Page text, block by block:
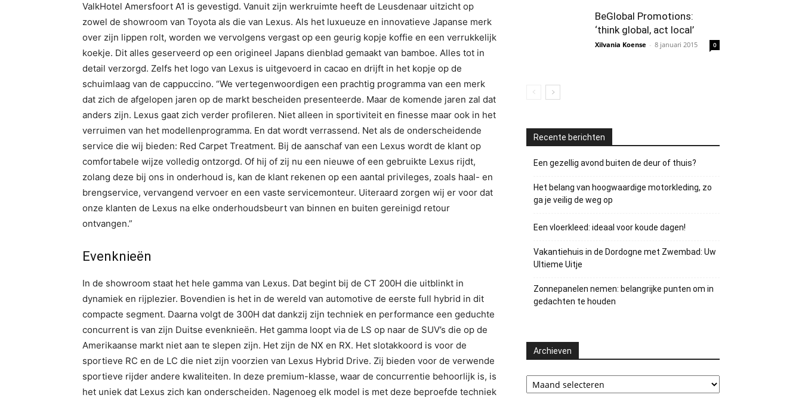
ValkHotel Amersfoort A1 is gevestigd. Vanuit zijn werkruimte heeft de Leusdenaar uitzicht op
zowel de showroom van Toyota als die van Lexus. Als het luxueuze en innovatieve Japanse merk
over zijn lippen rolt, worden we vervolgens vergast op een geurig kopje koffie en een verrukkelijk
koekje. Dit alles geserveerd op een origineel Japans dienblad gemaakt van bamboe. Alles tot in
detail verzorgd. Zelfs het logo van Lexus is uitgevoerd in cacao en drijft in het kopje op de
schuimlaag van de cappuccino. “We vertegenwoordigen een prachtig programma van een merk
dat zich de afgelopen jaren op de markt bescheiden presenteerde. Maar de komende jaren zal dat
anders zijn. Lexus gaat zich verder profileren. Niet alleen in sportiviteit en finesse maar ook in het
verruimen van het modellenprogramma. En dat wordt verrassend. Net als de onderscheidende
service die wij bieden: Red Carpet Treatment. Bij de aanschaf van een Lexus wordt de klant op
comfortabele wijze volledig ontzorgd. Of hij of zij nu een nieuwe of een gebruikte Lexus rijdt,
zolang deze bij ons in onderhoud is, kan de klant rekenen op een aantal privileges, zoals haal- en
brengservice, vervangend vervoer en een vaste servicemonteur. Uiteraard zorgen wij er voor dat
onze klanten de Lexus na elke onderhoudsbeurt van binnen en buiten gereinigd retour
ontvangen.”
Evenknieën
In de showroom staat het hele gamma van Lexus. Dat begint bij de CT 200H die uitblinkt in
dynamiek en rijplezier. Bovendien is het in de wereld van automotive de eerste full hybrid in dit
compacte segment. Daarna volgt de 300H dat dankzij zijn techniek en performance een geduchte
concurrent is van zijn Duitse evenknieën. Het gamma loopt via de LS op naar de SUV’s die op de
Amerikaanse markt niet aan te slepen zijn. Het zijn de NX en RX. Het slotakkoord is voor de
sportieve RC en de LC die niet zijn voorzien van Lexus Hybrid Drive. Zij bieden voor de verwende
sportieve rijder andere kwaliteiten. In deze premium-klasse, waar de concurrentie behoorlijk is, is
het uniek dat Lexus zich kan onderscheiden. Nagenoeg elk model is met deze beproefde techniek
BeGlobal Promotions:
‘think global, act local’
Xilvania Koense - 8 januari 2015 0
Recente berichten
Een gezellig avond buiten de deur of thuis?
Het belang van hoogwaardige motorkleding, zo
ga je veilig de weg op
Een vloerkleed: ideaal voor koude dagen!
Vakantiehuis in de Dordogne met Zwembad: Uw
Ultieme Uitje
Zonnepanelen nemen: belangrijke punten om in
gedachten te houden
Archieven
Archieven